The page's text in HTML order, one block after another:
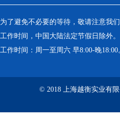
为了避免不必要的等待，敬请注意我
工作时间，中国大陆法定节假日除外。
工作时间：周一至周六 早8:00-晚
© 2018 上海越衡实业有